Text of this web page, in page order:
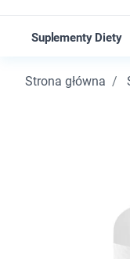
Suplementy Diety
Strona główna